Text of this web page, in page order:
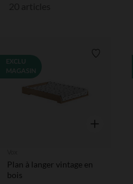
EXCLU
MAGASIN
Liste de
Aperçu
Plan à langer vintage en
bois